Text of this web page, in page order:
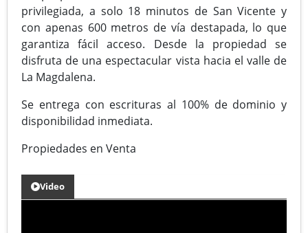
privilegiada, a solo 18 minutos de San Vicente y
con apenas 600 metros de vía destapada, lo que
garantiza fácil acceso. Desde la propiedad se
disfruta de una espectacular vista hacia el valle de
La Magdalena.
Se entrega con escrituras al 100% de dominio y
disponibilidad inmediata.
Propiedades en Venta
Video